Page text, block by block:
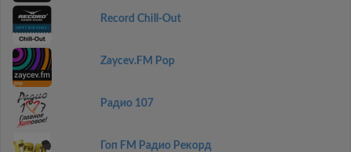
Record Chill-Out
Zaycev.FM Pop
Радио 107
Гоп FM Радио Рекорд